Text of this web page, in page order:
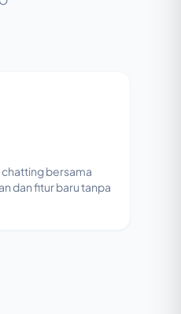
chatting bersama
dan fitur baru tanpa